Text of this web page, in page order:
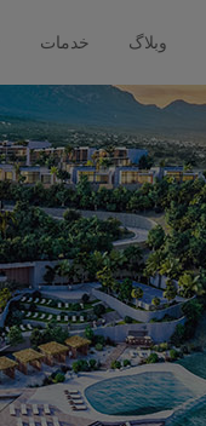
خدمات وبلاگ